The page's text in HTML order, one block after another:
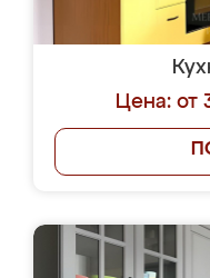
Цена: от